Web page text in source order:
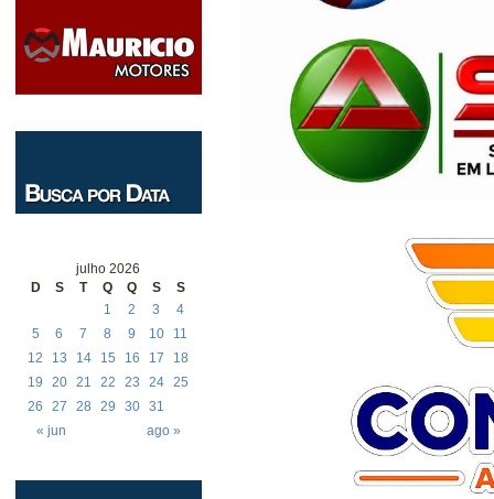
julho 2026
D
S T Q Q S S
« jun ago »
1 2 3
4
5
6 7 8 9 10
11
12
13 14 15 16 17
18
19
20 21 22 23 24 25
26
27 28 29 30 31